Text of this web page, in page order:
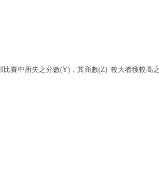
賽中所失之分數(Y)，其商數(Z) 較大者獲較高之